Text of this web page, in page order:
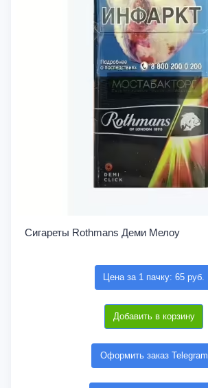
Сигареты Rothmans Деми Мелоу
Цена за 1 пачку: 65 руб.
Добавить в корзину
Оформить заказ Telegram